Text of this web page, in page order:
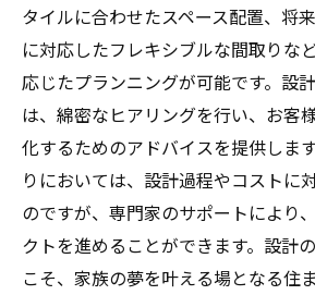
タイルに合わせたスペース配置、将
に対応したフレキシブルな間取りな
応じたプランニングが可能です。設
は、綿密なヒアリングを行い、お客
化するためのアドバイスを提供しま
りにおいては、設計過程やコストに
のですが、専門家のサポートにより
クトを進めることができます。設計
こそ、家族の夢を叶える場となる住